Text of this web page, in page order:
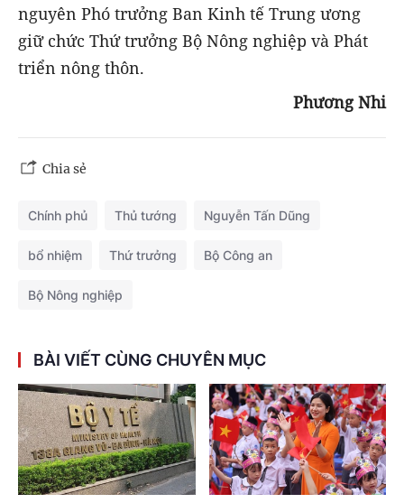
nguyên Phó trưởng Ban Kinh tế Trung ương
giữ chức Thứ trưởng Bộ Nông nghiệp và Phát
triển nông thôn.
Phương Nhi
Chia sẻ
Chính phủ Thủ tướng Nguyễn Tấn Dũng
bổ nhiệm Thứ trưởng Bộ Công an
Bộ Nông nghiệp
BÀI VIẾT CÙNG CHUYÊN MỤC